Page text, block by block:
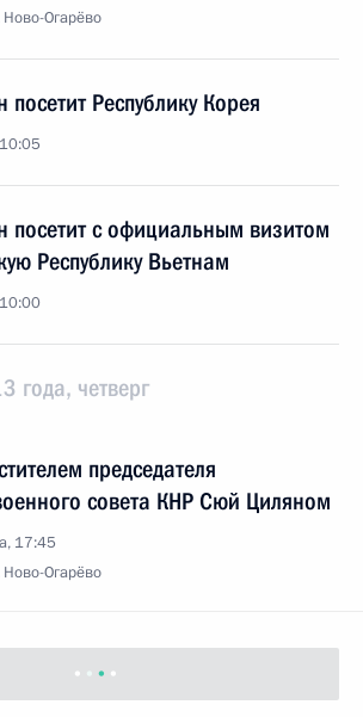
Ново-Огарёво
Республику Корея
посетит с официальным визитом
Республику Вьетнам
года, четверг
председателя
совета КНР Сюй Циляном
17:45
Ново-Огарёво